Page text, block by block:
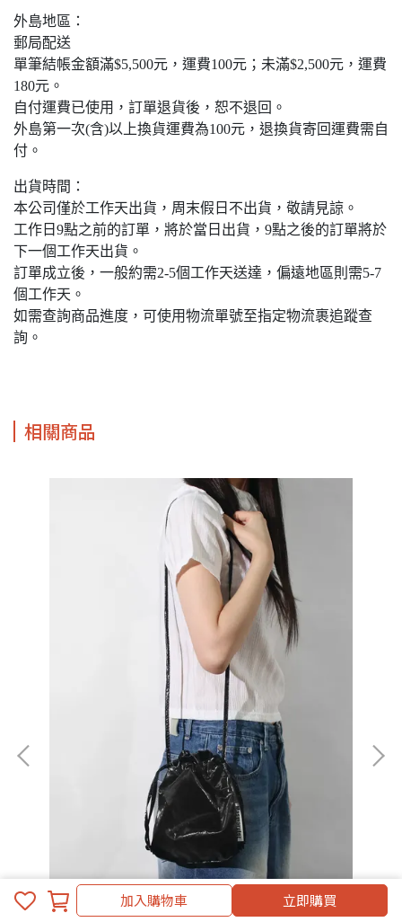
加入購物車 立即購買
外島地區：
郵局配送
單筆結帳金額滿$5,500元，運費100元；未滿$2,500元，運費
180元。
自付運費已使用，訂單退貨後，恕不退回。
外島第一次(含)以上換貨運費為100元，退換貨寄回運費需自
付。
出貨時間：
本公司僅於工作天出貨，周末假日不出貨，敬請見諒。
工作日9點之前的訂單，將於當日出貨，9點之後的訂單將於
下一個工作天出貨。
訂單成立後，一般約需2-5個工作天送達，偏遠地區則需5-7
個工作天。
如需查詢商品進度，可使用物流單號至指定物流裹追蹤查
詢。
相關商品
String cross bag-glittery black